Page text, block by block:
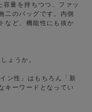
量を持ちつつ、ファッ
二のバッグです。内側
など、機能性にも抜か
ょうか。
ン性」はもちろん「新
キーワードとなってい